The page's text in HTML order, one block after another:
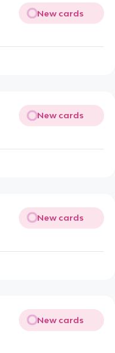
New cards
New cards
New cards
New cards